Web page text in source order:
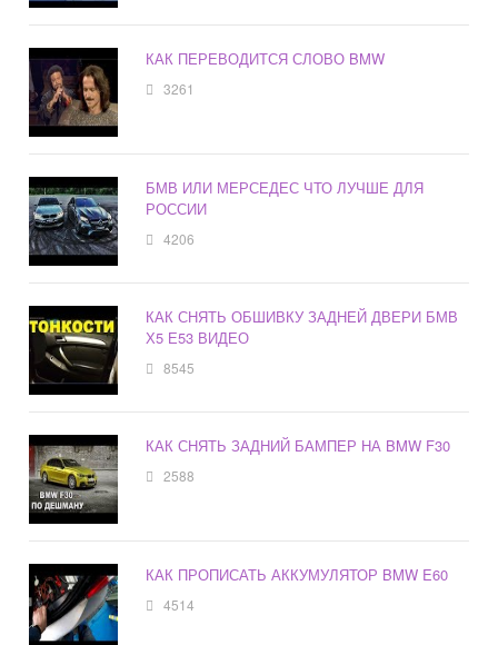
КАК ПЕРЕВОДИТСЯ СЛОВО BMW
3261
БМВ ИЛИ МЕРСЕДЕС ЧТО ЛУЧШЕ ДЛЯ
РОССИИ
4206
КАК СНЯТЬ ОБШИВКУ ЗАДНЕЙ ДВЕРИ БМВ
Х5 Е53 ВИДЕО
8545
КАК СНЯТЬ ЗАДНИЙ БАМПЕР НА BMW F30
2588
КАК ПРОПИСАТЬ АККУМУЛЯТОР BMW E60
4514